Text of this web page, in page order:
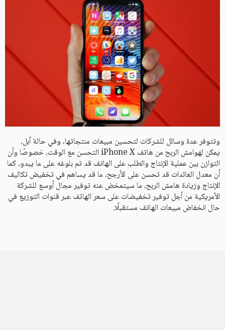
وتتوفر عدة وسائل للشركات لتحسين مبيعات منتجاتها، وفي حالة آبل،
يمكن لهوامش الربح من هاتف iPhone X التحسن مع الوقت، خصوصًا وأن
التوازن بين عملية الإنتاج والطلب على الهاتف قد تم بلوغه على ما يبدو، كما
أن معدل العائدات قد تحسن على الأرجح، ما قد يساهم في تخفيض تكاليف
الإنتاج وزيادة هامش الربح، ما سيتمخض عنه توفير مجال أوسع للشركة
الأمريكية من أجل توفير تخفيضات على سعر الهاتف عبر قنوات التوزيع في
حال انخفاض مبيعات الهاتف مستقبلًا.